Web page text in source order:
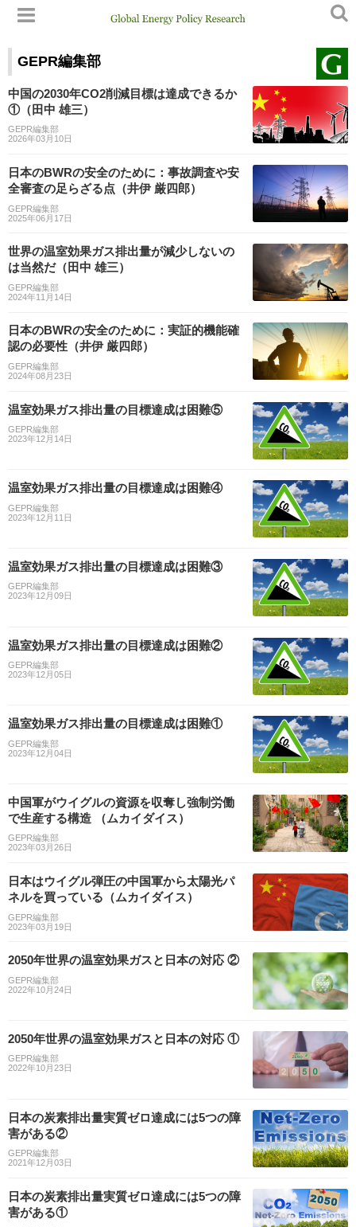
GEPR編集部
中国の2030年CO2削減目標は達成できるか
①（田中 雄三）
GEPR編集部
2026年03月10日
日本のBWRの安全のために：事故調査や安
全審査の足らざる点（井伊 厳四郎）
GEPR編集部
2025年06月17日
世界の温室効果ガス排出量が減少しないの
は当然だ（田中 雄三）
GEPR編集部
2024年11月14日
日本のBWRの安全のために：実証的機能確
認の必要性（井伊 厳四郎）
GEPR編集部
2024年08月23日
温室効果ガス排出量の目標達成は困難⑤
GEPR編集部
2023年12月14日
温室効果ガス排出量の目標達成は困難④
GEPR編集部
2023年12月11日
温室効果ガス排出量の目標達成は困難③
GEPR編集部
2023年12月09日
温室効果ガス排出量の目標達成は困難②
GEPR編集部
2023年12月05日
温室効果ガス排出量の目標達成は困難①
GEPR編集部
2023年12月04日
中国軍がウイグルの資源を収奪し強制労働
で生産する構造 （ムカイダイス）
GEPR編集部
2023年03月26日
日本はウイグル弾圧の中国軍から太陽光パ
ネルを買っている（ムカイダイス）
GEPR編集部
2023年03月19日
2050年世界の温室効果ガスと日本の対応 ②
GEPR編集部
2022年10月24日
2050年世界の温室効果ガスと日本の対応 ①
GEPR編集部
2022年10月23日
日本の炭素排出量実質ゼロ達成には5つの障
害がある②
GEPR編集部
2021年12月03日
日本の炭素排出量実質ゼロ達成には5つの障
害がある①